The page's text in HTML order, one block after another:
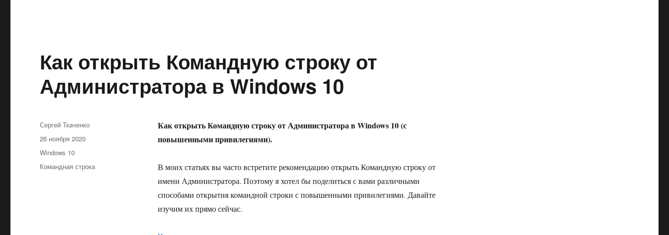
Как открыть Командную строку от
Администратора в Windows 10
Как открыть Командную строку от Администратора в Windows 10 (с
повышенными привилегиями).
В моих статьях вы часто встретите рекомендацию открыть Командную строку от
имени Администратора. Поэтому я хотел бы поделиться с вами различными
способами открытия командной строки с повышенными привилегиями. Давайте
изучим их прямо сейчас.
Автор
Сергей Ткаченко
Опубликовано
26 ноября 2020
Рубрики
Windows 10
Метки
Командная строка